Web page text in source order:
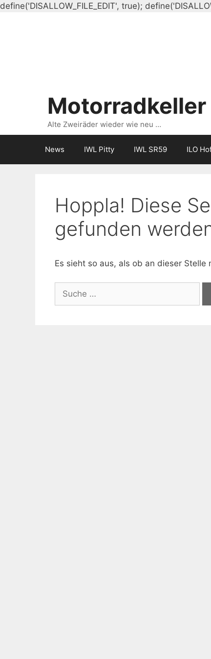
define('DISALLOW_FILE_EDIT', true);
Motorradkeller
Alte Zweiräder wieder wie neu …
News IWL Pitty IWL SR59 ILO
Hoppla! Diese
gefunden
Es sieht so aus, als ob an dieser
nach: